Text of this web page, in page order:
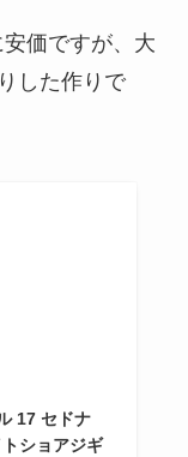
価ですが、大
した作りで
17 セドナ
ショアジギ